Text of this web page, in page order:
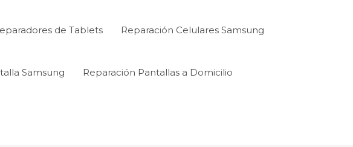
de Tablets Reparación Celulares Samsung
Samsung Reparación Pantallas a Domicilio